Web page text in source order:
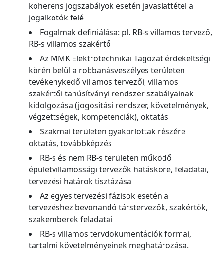
koherens jogszabályok esetén javaslattétel a
jogalkotók felé
Fogalmak definiálása: pl. RB-s villamos tervező,
RB-s villamos szakértő
Az MMK Elektrotechnikai Tagozat érdekeltségi
körén belül a robbanásveszélyes területen
tevékenykedő villamos tervezői, villamos
szakértői tanúsítványi rendszer szabályainak
kidolgozása (jogosítási rendszer, követelmények,
végzettségek, kompetenciák), oktatás
Szakmai területen gyakorlottak részére
oktatás, továbbképzés
RB-s és nem RB-s területen működő
épületvillamossági tervezők hatásköre, feladatai,
tervezési határok tisztázása
Az egyes tervezési fázisok esetén a
tervezéshez bevonandó társtervezők, szakértők,
szakemberek feladatai
RB-s villamos tervdokumentációk formai,
tartalmi követelményeinek meghatározása.